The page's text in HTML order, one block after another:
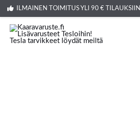
ILMAINEN TOIMITUS YLI 90 € TILAUKSIIN
Siirry
sisältöön